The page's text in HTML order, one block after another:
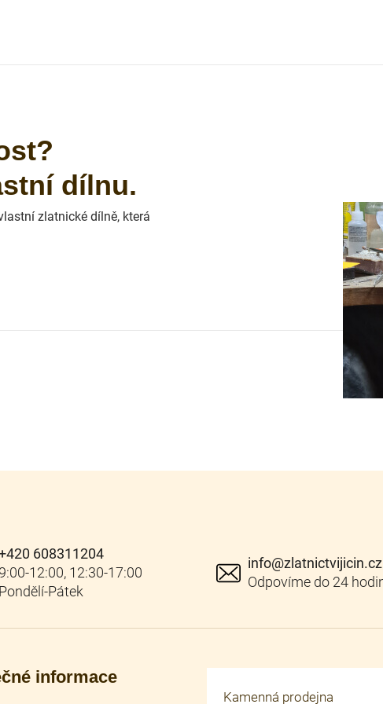
dílnu.
zlatnické dílně, která
info@zlatnictvijicin.cz
608311204
informace
Kamenná prodejna